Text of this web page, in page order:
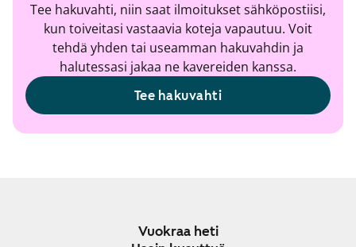
Tee hakuvahti, niin saat ilmoitukset sähköpostiisi,
kun toiveitasi vastaavia koteja vapautuu. Voit
tehdä yhden tai useamman hakuvahdin ja
halutessasi jakaa ne kavereiden kanssa.
Tee hakuvahti
Vuokraa heti